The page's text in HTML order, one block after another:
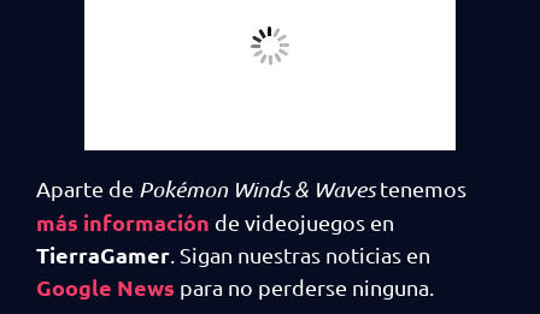
Aparte de Pokémon Winds & Wavestenemos
más información de videojuegos en
TierraGamer. Sigan nuestras noticias en
Google News para no perderse ninguna.